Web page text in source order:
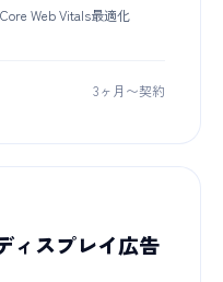
Core Web Vitals最適化
3ヶ月〜契約
ィスプレイ広告